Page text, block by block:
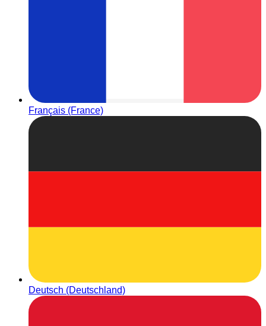
Français (France)
Deutsch (Deutschland)